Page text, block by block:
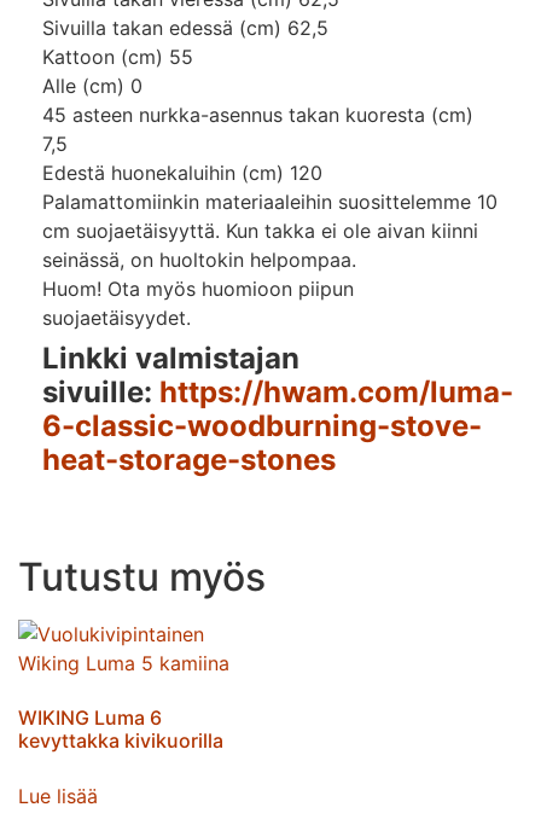
Sivuilla takan edessä (cm) 62,5
Kattoon (cm) 55
Alle (cm) 0
45 asteen nurkka-asennus takan kuoresta (cm)
7,5
Edestä huonekaluihin (cm) 120
Palamattomiinkin materiaaleihin suosittelemme 10
cm suojaetäisyyttä. Kun takka ei ole aivan kiinni
seinässä, on huoltokin helpompaa.
Huom! Ota myös huomioon piipun
suojaetäisyydet.
Linkki valmistajan
sivuille: https://hwam.com/luma-
6-classic-woodburning-stove-
heat-storage-stones
Tutustu myös
WIKING Luma 6
kevyttakka kivikuorilla
Lue lisää